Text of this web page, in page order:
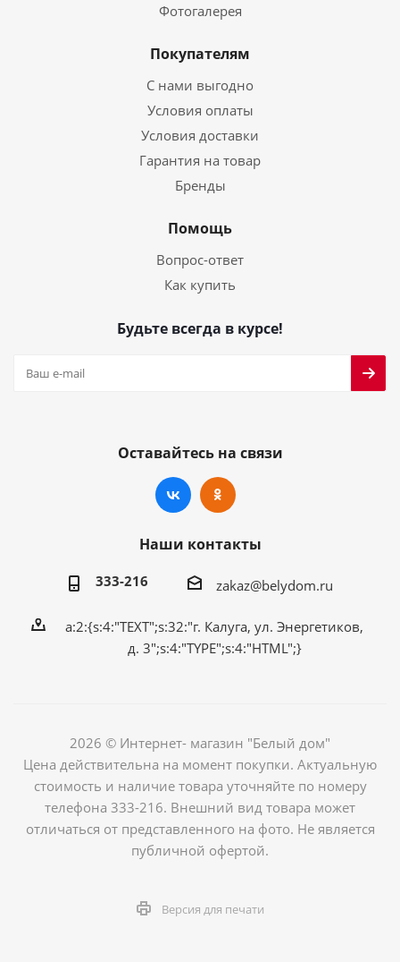
Фотогалерея
Покупателям
С нами выгодно
Условия оплаты
Условия доставки
Гарантия на товар
Бренды
Помощь
Вопрос-ответ
Как купить
Будьте всегда в курсе!
Оставайтесь на связи
Наши контакты
333-216 zakaz@belydom.ru
a:2:{s:4:"TEXT";s:32:"г. Калуга, ул. Энергетиков,
д. 3";s:4:"TYPE";s:4:"HTML";}
2026 © Интернет- магазин "Белый дом"
Цена действительна на момент покупки. Актуальную
стоимость и наличие товара уточняйте по номеру
телефона 333-216. Внешний вид товара может
отличаться от представленного на фото. Не является
публичной офертой.
Версия для печати